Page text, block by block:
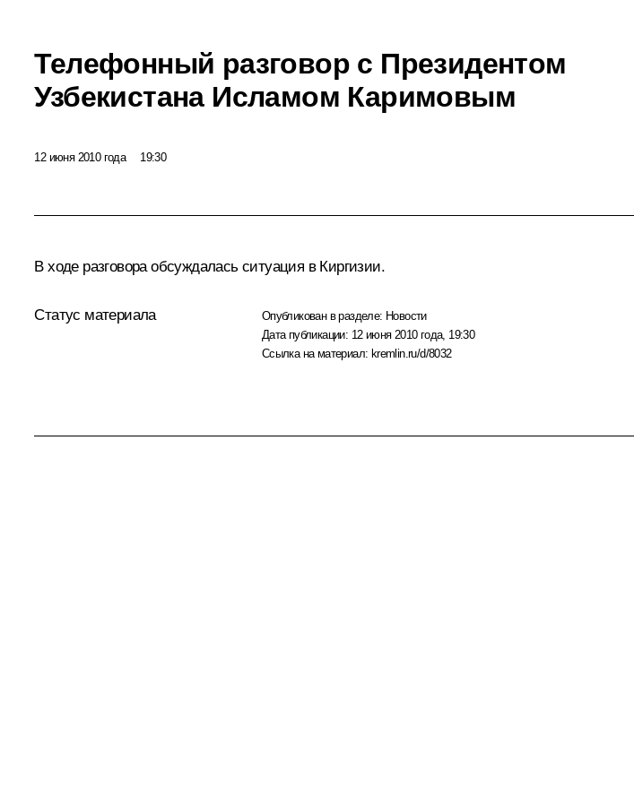
Телефонный разговор с Президентом
Узбекистана Исламом Каримовым
12 июня 2010 года 19:30
В ходе разговора обсуждалась ситуация в Киргизии.
Статус материала Опубликован в разделе: Новости
Дата публикации: 12 июня 2010 года, 19:30
Ссылка на материал: kremlin.ru/d/8032